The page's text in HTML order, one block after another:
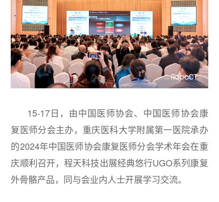
15-17日，由中国医师协会、中国医师协会康
复医师分会主办，重庆医科大学附属第一医院承办
的2024年中国医师协会康复医师分会学术年会在重
庆顺利召开，程天科技出展经典悠行UGO系列康复
外骨骼产品，同与会业内人士开展学习交流。